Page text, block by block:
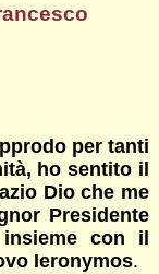
per tanti
ho sentito il
Dio che me
Presidente
con il
Ieronymos.